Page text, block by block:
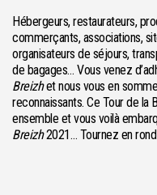
Hébergeurs, restaurateurs,
commerçants, associations,
organisateurs de séjours,
de bagages… Vous venez
Breizhet nous vous en
reconnaissants. Ce Tour de la
ensemble et vous voilà
Breizh2021… Tournez en